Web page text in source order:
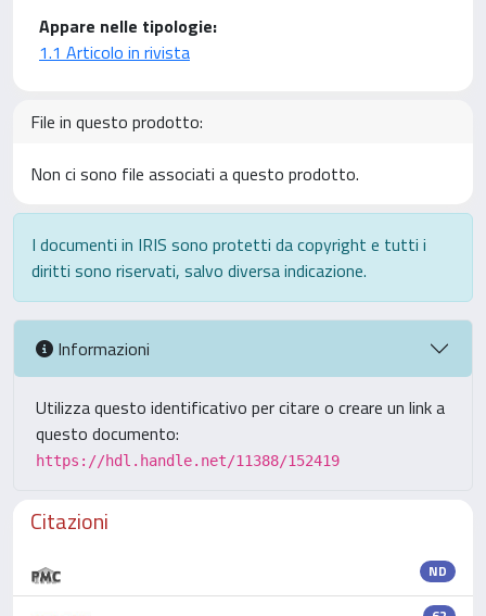
Appare nelle tipologie:
1.1 Articolo in rivista
File in questo prodotto:
Non ci sono file associati a questo prodotto.
I documenti in IRIS sono protetti da copyright e tutti i
diritti sono riservati, salvo diversa indicazione.
Informazioni
Utilizza questo identificativo per citare o creare un link a
questo documento:
https://hdl.handle.net/11388/152419
Citazioni
ND